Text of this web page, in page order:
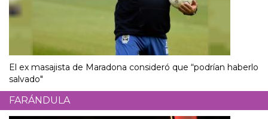
El ex masajista de Maradona consideró que “podrían haberlo
salvado"
FARÁNDULA